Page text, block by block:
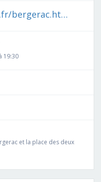
http://www.escapia.fr/bergerac.htm
19:30
et la place des deux